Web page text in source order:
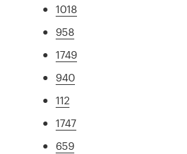
1018
958
1749
940
112
1747
659